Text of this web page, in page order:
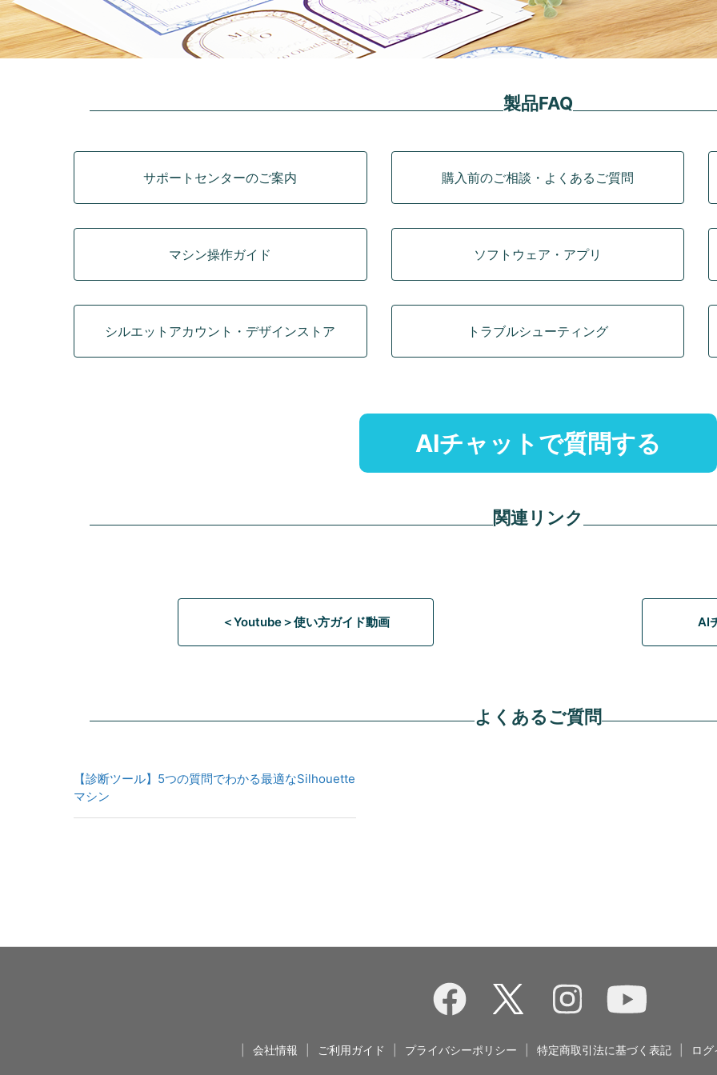
製品FAQ
サポートセンターのご案内 購入前のご相談・よくあるご質問
マシン操作ガイド ソフトウェア・アプリ
シルエットアカウント・デザインストア トラブルシューティング
AIチャットで質問する
関連リンク
＜Youtube＞使い方ガイド動画 AI
よくあるご質問
【診断ツール】5つの質問でわかる最適なSilhouette
マシン
会社情報 ご利用ガイド プライバシーポリシー 特定商取引法に基づく表記 ログ